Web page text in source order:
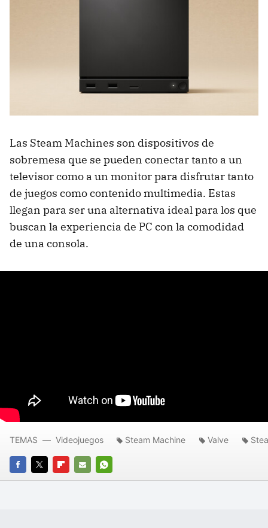
Las Steam Machines son dispositivos de
sobremesa que se pueden conectar tanto a un
televisor como a un monitor para disfrutar tanto
de juegos como contenido multimedia. Estas
llegan para ser una alternativa ideal para los que
buscan la experiencia de PC con la comodidad
de una consola.
FACEBOOK
TWITTERFLIPBOARD
E-
WHATSAPP
TEMAS Videojuegos Steam Machine Valve